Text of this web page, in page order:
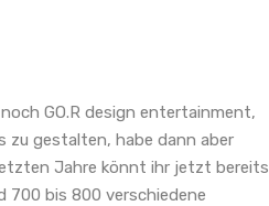
GO.R design entertainment,
zu gestalten, habe dann aber
Jahre könnt ihr jetzt bereits
bis 800 verschiedene